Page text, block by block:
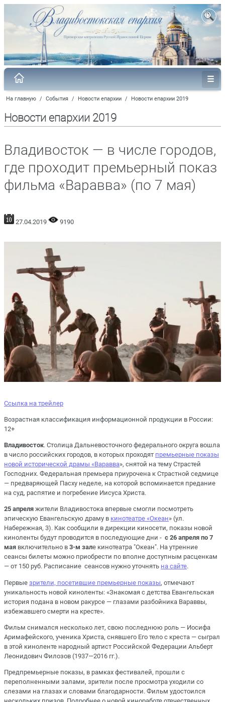
На главную / События / Новости епархии / Новости епархии 2019
Новости епархии 2019
Владивосток — в числе городов,
где проходит премьерный показ
фильма «Варавва» (по 7 мая)
27.04.2019 9190
Ссылка на трейлер
Возрастная классификация информационной продукции в России:
12+
Владивосток. Столица Дальневосточного федерального округа вошла
в число российских городов, в которых проходят премьерные показы
новой исторической драмы «Варавва», снятой на тему Страстей
Господних. Федеральная премьера приурочена к Страстной седмице
— предваряющей Пасху неделе, на которой вспоминается предание
на суд, распятие и погребение Иисуса Христа.
25 апреля жители Владивостока впервые смогли посмотреть
эпическую Евангельскую драму в кинотеатре «Океан» (ул.
Набережная, 3). Как сообщили в дирекции киносети, показы новой
киноленты будут проводится в последующие дни - с 26 апреля по 7
мая включительно в 3-м зале кинотеатра "Океан". На утренние
сеансы билеты можно приобрести по вполне доступным расценкам
— от 150 руб. Расписание сеансов нужно уточнять на сайте.
Первые зрители, посетившие премьерные показы, отмечают
уникальность новой киноленты: «Знакомая с детства Евангельская
история подана в новом ракурсе — глазами разбойника Вараввы,
избежавшего смерти на кресте».
Фильм снимался несколько лет, свою последнюю роль — Иосифа
Аримафейского, ученика Христа, снявшего Его тело с креста — сыграл
в этой киноленте народный артист Российской Федерации Альберт
Леонидович Филозов (1937—2016 гг.).
Предпремьерные показы, в рамках фестивалей, прошли с
переполненными залами, зрители после просмотра уходили со
слезами на глазах и словами благодарности. Фильм удостоился